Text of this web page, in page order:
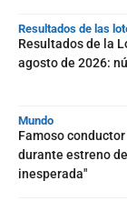
Resultados de las
Resultados de la
agosto de 2026:
Mundo
Famoso
durante estreno
inesperada"